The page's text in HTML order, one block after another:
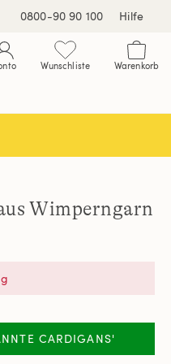
0800-90 90 100 Hilfe
Wunschliste Warenkorb
Wimperngarn
CARDIGANS'